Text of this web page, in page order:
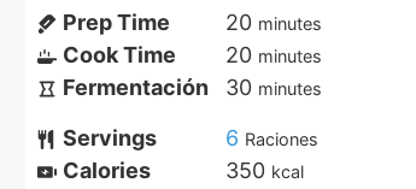
Prep Time
20 minutes
Cook Time 20 minutes
Fermentación 30 minutes
Servings 6 Raciones
Calories 350 kcal